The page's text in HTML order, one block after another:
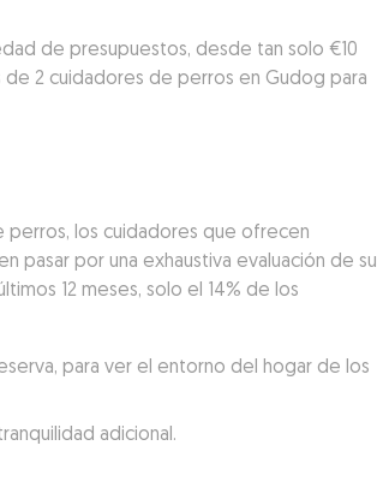
de presupuestos, desde tan solo €10
2 cuidadores de perros en Gudog para
perros, los cuidadores que ofrecen
por una exhaustiva evaluación de su
12 meses, solo el 14% de los
para ver el entorno del hogar de los
adicional.